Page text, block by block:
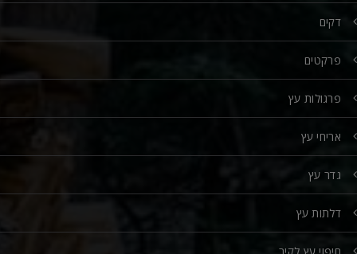
דקים
פרקטים
פרגולות עץ
אריחי עץ
גדר עץ
דלתות עץ